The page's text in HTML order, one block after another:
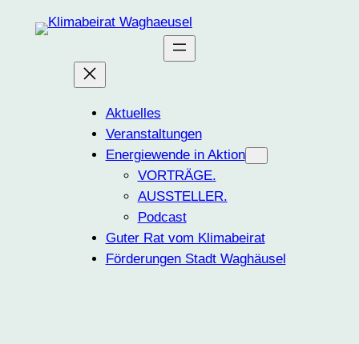
Inhalt
Aktuelles
Veranstaltungen
Energiewende in Aktion
VORTRÄGE.
AUSSTELLER.
Podcast
Guter Rat vom Klimabeirat
Förderungen Stadt Waghäusel